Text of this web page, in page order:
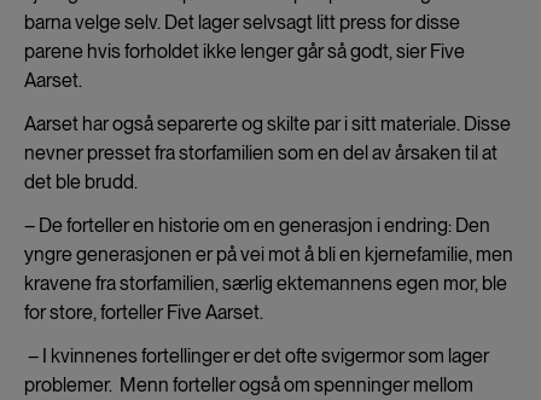
barna velge selv. Det lager selvsagt litt press for disse
parene hvis forholdet ikke lenger går så godt, sier Five
Aarset.
Aarset har også separerte og skilte par i sitt materiale. Disse
nevner presset fra storfamilien som en del av årsaken til at
det ble brudd.
– De forteller en historie om en generasjon i endring: Den
yngre generasjonen er på vei mot å bli en kjernefamilie, men
kravene fra storfamilien, særlig ektemannens egen mor, ble
for store, forteller Five Aarset.
– I kvinnenes fortellinger er det ofte svigermor som lager
problemer. Menn forteller også om spenninger mellom